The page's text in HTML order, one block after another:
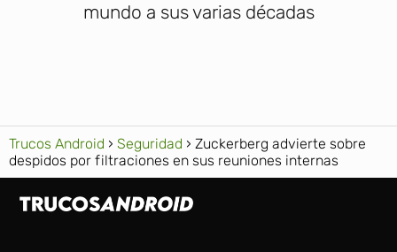
mundo a sus varias décadas
Trucos Android Seguridad
Zuckerberg advierte sobre
despidos por filtraciones en sus reuniones internas